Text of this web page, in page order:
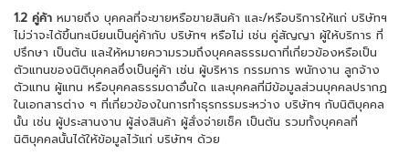
1.2 คู่ค้า หมายถึง บุคคลที่จะขายหรือขายสินค้า และ/หรือบริการให้แก่ บริษัทฯ
ไม่ว่าจะได้ขึ้นทะเบียนเป็นคู่ค้ากับ บริษัทฯ หรือไม่ เช่น คู่สัญญา ผู้ให้บริการ ที่
ปรึกษา เป็นต้น และให้หมายความรวมถึงบุคคลธรรมดาที่เกี่ยวข้องหรือเป็น
ตัวแทนของนิติบุคคลซึ่งเป็นคู่ค้า เช่น ผู้บริหาร กรรมการ พนักงาน ลูกจ้าง
ตัวแทน ผู้แทน หรือบุคคลธรรมดาอื่นใด และบุคคลที่มีข้อมูลส่วนบุคคลปรากฏ
ในเอกสารต่าง ๆ ที่เกี่ยวข้องในการทำธุรกรรมระหว่าง บริษัทฯ กับนิติบุคคล
นั้น เช่น ผู้ประสานงาน ผู้ส่งสินค้า ผู้สั่งจ่ายเช็ค เป็นต้น รวมทั้งบุคคลที่
นิติบุคคลนั้นได้ให้ข้อมูลไว้แก่ บริษัทฯ ด้วย